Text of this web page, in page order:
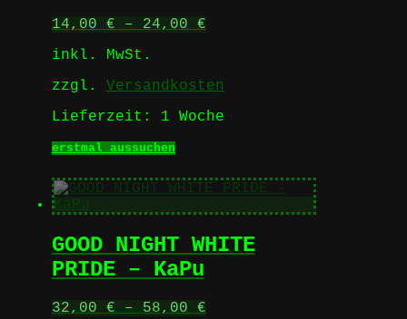
14,00 € – 24,00 €
inkl. MwSt.
zzgl. Versandkosten
Lieferzeit: 1 Woche
erstmal aussuchenDieses
weist
mehrere
Varianten
Die
Optionen
können
der
GOOD NIGHT WHITE
PRIDE – KaPu
32,00 € – 58,00 €